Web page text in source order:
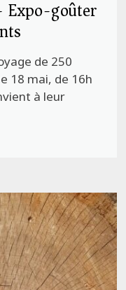
goûter
de 250
18 mai, de 16h
à leur